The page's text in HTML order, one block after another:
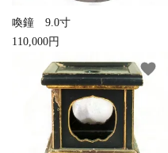
喚鐘 9.0寸
110,000円
favorite
カテゴリー